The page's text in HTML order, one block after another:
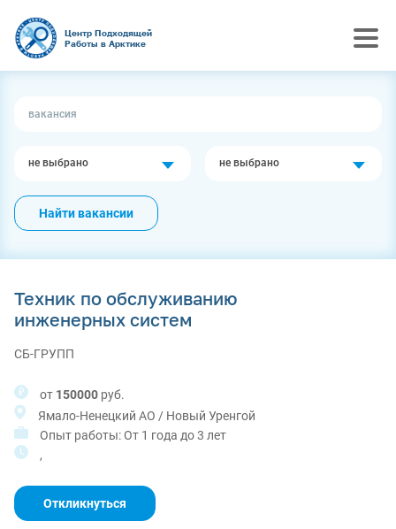
Центр Подходящей
Работы в Арктике
не выбрано не выбрано
Найти вакансии
Техник по обслуживанию
инженерных систем
СБ-ГРУПП
от 150000 руб.
Ямало-Ненецкий АО / Новый Уренгой
Опыт работы: От 1 года до 3 лет
,
Откликнуться